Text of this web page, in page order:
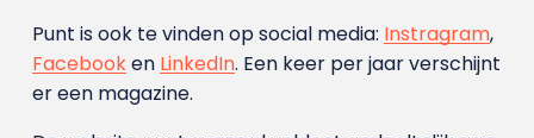
Punt is ook te vinden op social media: Instragram,
Facebooken LinkedIn. Een keer per jaar verschijnt
er een magazine.